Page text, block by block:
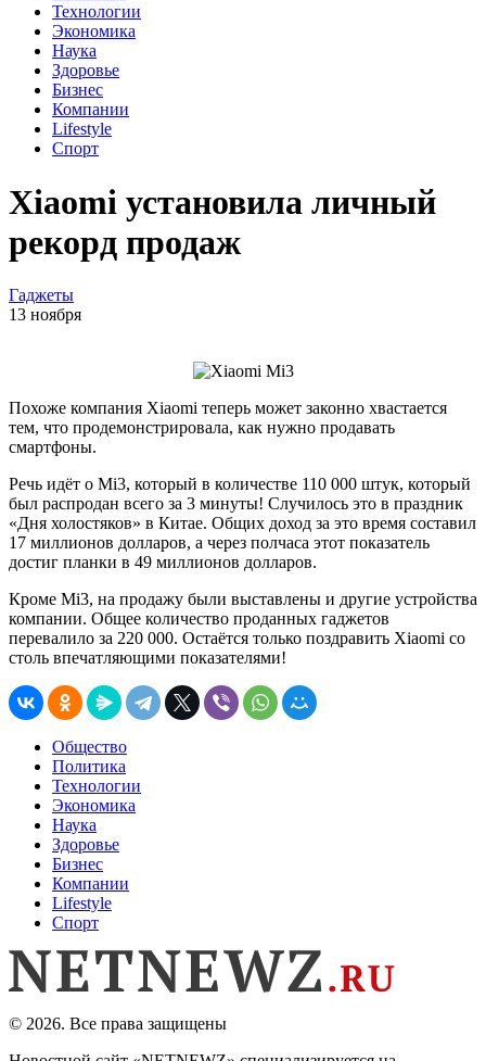
Технологии
Экономика
Наука
Здоровье
Бизнес
Компании
Lifestyle
Спорт
Xiaomi установила личный
рекорд продаж
Гаджеты
13 ноября
Похоже компания Xiaomi теперь может законно хвастается
тем, что продемонстрировала, как нужно продавать
смартфоны.
Речь идёт о Mi3, который в количестве 110 000 штук, который
был распродан всего за 3 минуты! Случилось это в праздник
«Дня холостяков» в Китае. Общих доход за это время составил
17 миллионов долларов, а через полчаса этот показатель
достиг планки в 49 миллионов долларов.
Кроме Mi3, на продажу были выставлены и другие устройства
компании. Общее количество проданных гаджетов
перевалило за 220 000. Остаётся только поздравить Xiaomi со
столь впечатляющими показателями!
Общество
Политика
Технологии
Экономика
Наука
Здоровье
Бизнес
Компании
Lifestyle
Спорт
© 2026. Все права защищены